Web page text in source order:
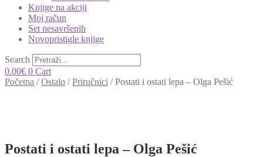
Knjige na akciji
Moj račun
Set nesavršenih
Novopristigle knjige
Search
0.00€ 0 Cart
Početna /Ostalo /Priručnici /Postati i ostati lepa – Olga Pešić
Postati i ostati lepa – Olga Pešić